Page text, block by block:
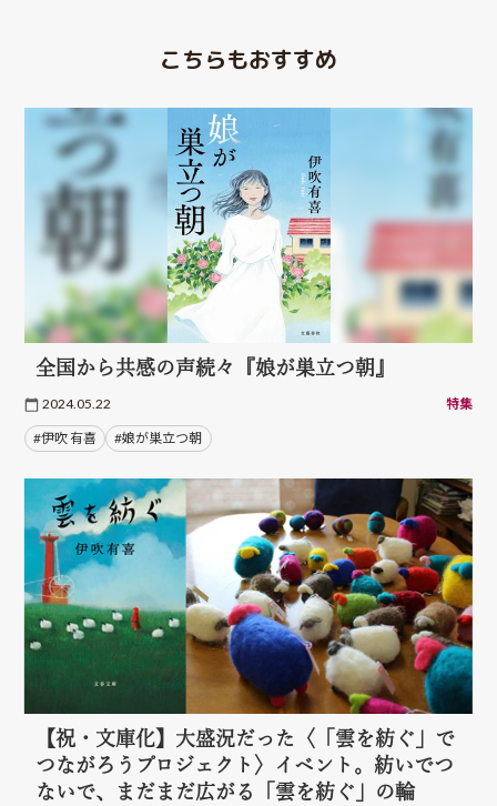
こちらもおすすめ
全国から共感の声続々『娘が巣立つ朝』
2024.05.22 特集
#伊吹 有喜 #娘が巣立つ朝
【祝・文庫化】大盛況だった〈「雲を紡ぐ」で
つながろうプロジェクト〉イベント。紡いでつ
ないで、まだまだ広がる「雲を紡ぐ」の輪